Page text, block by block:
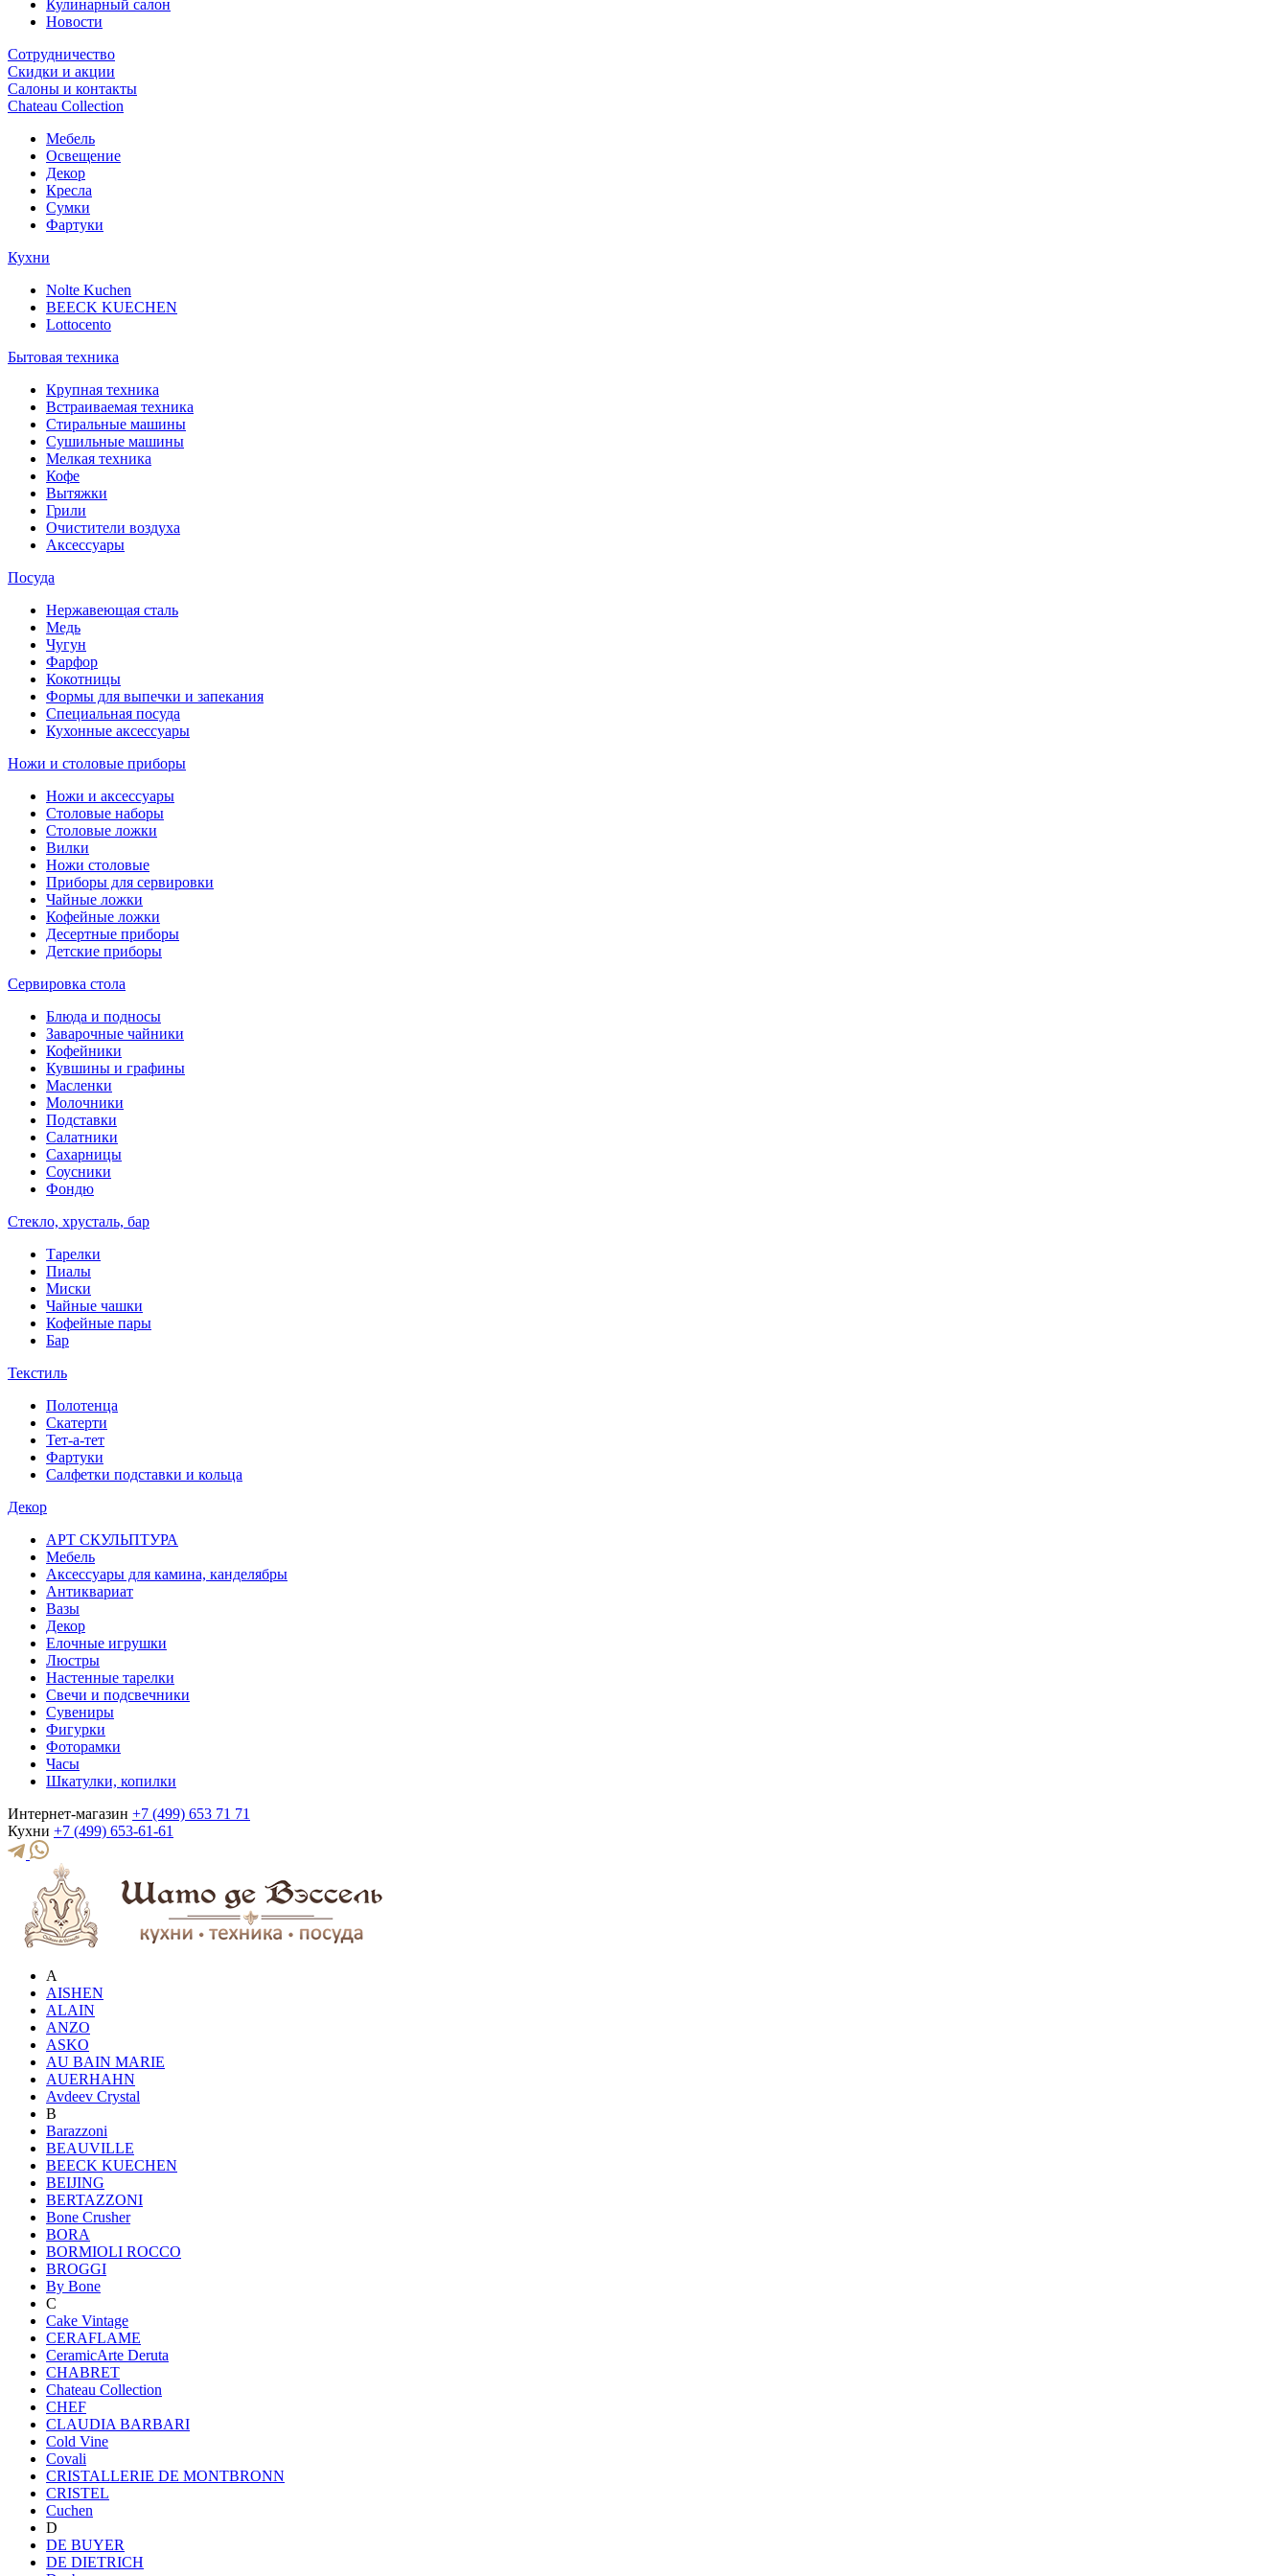
Кулинарный салон
Новости
Сотрудничество
Скидки и акции
Салоны и контакты
Chateau Collection
Мебель
Освещение
Декор
Кресла
Сумки
Фартуки
Кухни
Nolte Kuchen
BEECK KUECHEN
Lottocento
Бытовая техника
Крупная техника
Встраиваемая техника
Стиральные машины
Сушильные машины
Мелкая техника
Кофе
Вытяжки
Грили
Очистители воздуха
Аксессуары
Посуда
Нержавеющая сталь
Медь
Чугун
Фарфор
Кокотницы
Формы для выпечки и запекания
Специальная посуда
Кухонные аксессуары
Ножи и столовые приборы
Ножи и аксессуары
Столовые наборы
Столовые ложки
Вилки
Ножи столовые
Приборы для сервировки
Чайные ложки
Кофейные ложки
Десертные приборы
Детские приборы
Сервировка стола
Блюда и подносы
Заварочные чайники
Кофейники
Кувшины и графины
Масленки
Молочники
Подставки
Салатники
Сахарницы
Соусники
Фондю
Стекло, хрусталь, бар
Тарелки
Пиалы
Миски
Чайные чашки
Кофейные пары
Бар
Текстиль
Полотенца
Скатерти
Тет-а-тет
Фартуки
Салфетки подставки и кольца
Декор
АРТ СКУЛЬПТУРА
Мебель
Аксессуары для камина, канделябры
Антиквариат
Вазы
Декор
Елочные игрушки
Люстры
Настенные тарелки
Свечи и подсвечники
Сувениры
Фигурки
Фоторамки
Часы
Шкатулки, копилки
Интернет-магазин +7 (499) 653 71 71
Кухни +7 (499) 653-61-61
A
AISHEN
ALAIN
ANZO
ASKO
AU BAIN MARIE
AUERHAHN
Avdeev Crystal
B
Barazzoni
BEAUVILLE
BEECK KUECHEN
BEIJING
BERTAZZONI
Bone Crusher
BORA
BORMIOLI ROCCO
BROGGI
By Bone
C
Cake Vintage
CERAFLAME
CeramicArte Deruta
CHABRET
Chateau Collection
CHEF
CLAUDIA BARBARI
Cold Vine
Covali
CRISTALLERIE DE MONTBRONN
CRISTEL
Cuchen
D
DE BUYER
DE DIETRICH